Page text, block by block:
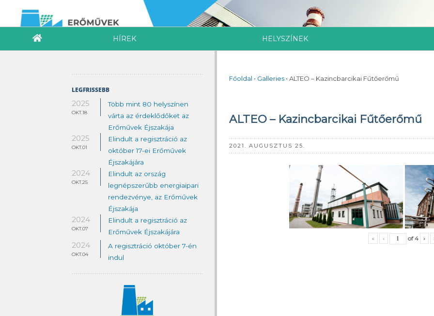
HÍREK HELYSZÍNEK
LEGFRISSEBB
2025
OKT.18
Több mint 80 helyszínen
várta az érdeklődőket az
Erőművek Éjszakája
2025
OKT.01
Elindult a regisztráció az
október 17-ei Erőművek
Éjszakájára
2024
OKT.25
Elindult az ország
legnépszerűbb energiaipari
rendezvénye, az Erőművek
Éjszakája
2024
OKT.07
Elindult a regisztráció az
Erőművek Éjszakájára
2024
OKT.04
A regisztráció október 7-én
indul
Főoldal • Galleries • ALTEO – Kazincbarcikai Fűtőerőmű
ALTEO – Kazincbarcikai Fűtőerőmű
2021. AUGUSZTUS 25.
« ‹ of4 ›